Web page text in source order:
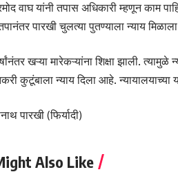
वाघ यांनी तपास अधिकारी म्हणून काम
पारखी चुलत्या पुतण्याला न्याय
खऱ्या मारेकऱ्यांना शिक्षा झाली.
कुटूंबाला न्याय दिला आहे.
पारखी (फिर्यादी)
Also Like